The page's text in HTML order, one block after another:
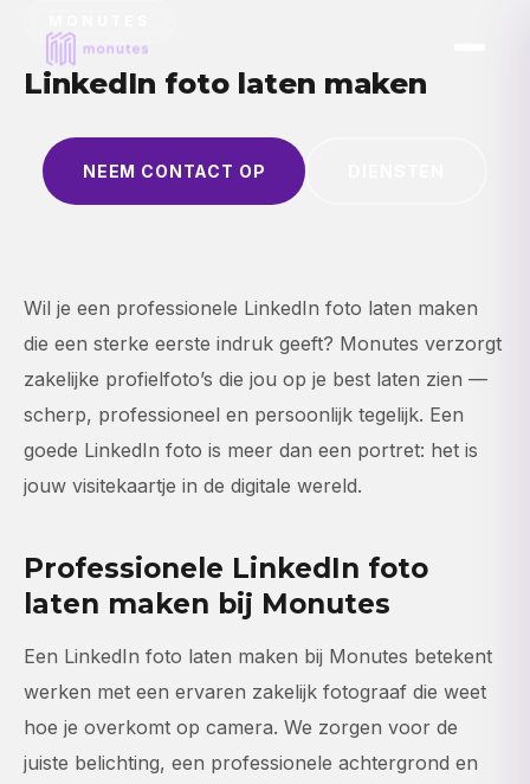
LinkedIn foto laten maken
NEEM CONTACT OP
Wil je een professionele LinkedIn foto laten maken
die een sterke eerste indruk geeft? Monutes verzorgt
zakelijke profielfoto’s die jou op je best laten zien —
scherp, professioneel en persoonlijk tegelijk. Een
goede LinkedIn foto is meer dan een portret: het is
jouw visitekaartje in de digitale wereld.
Professionele LinkedIn foto
laten maken bij Monutes
Een LinkedIn foto laten maken bij Monutes betekent
werken met een ervaren zakelijk fotograaf die weet
hoe je overkomt op camera. We zorgen voor de
juiste belichting, een professionele achtergrond en